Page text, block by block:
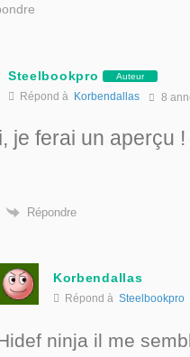
Steelbookpro Auteur
Répond à Korbendallas 8
je ferai un aperçu
Répondre
Korbendallas
Répond à Steelbookpro
ninja il me